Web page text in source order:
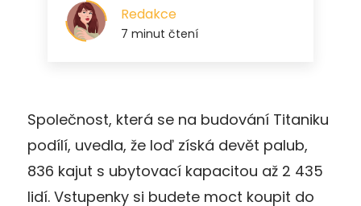
Společnost, která se na budování Titaniku
podílí, uvedla, že loď získá devět palub,
836 kajut s ubytovací kapacitou až 2 435
lidí. Vstupenky si budete moct koupit do